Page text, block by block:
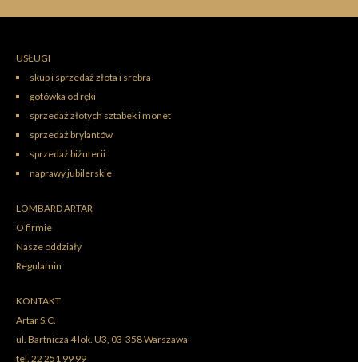
USŁUGI
skup i sprzedaż złota i srebra
gotówka od ręki
sprzedaż złotych sztabek i monet
sprzedaż brylantów
sprzedaż biżuterii
naprawy jubilerskie
LOMBARD ARTAR
O firmie
Nasze oddziały
Regulamin
KONTAKT
Artar S.C.
ul. Bartnicza 4 lok. U3, 03-358Warszawa
tel. 22 251 99 99